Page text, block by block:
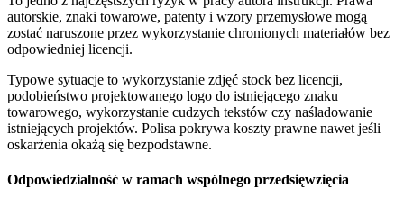
autorskie, znaki towarowe, patenty i wzory przemysłowe mogą
zostać naruszone przez wykorzystanie chronionych materiałów bez
odpowiedniej licencji.
Typowe sytuacje to wykorzystanie zdjęć stock bez licencji,
podobieństwo projektowanego logo do istniejącego znaku
towarowego, wykorzystanie cudzych tekstów czy naśladowanie
istniejących projektów. Polisa pokrywa koszty prawne nawet jeśli
oskarżenia okażą się bezpodstawne.
Odpowiedzialność w ramach wspólnego przedsięwzięcia